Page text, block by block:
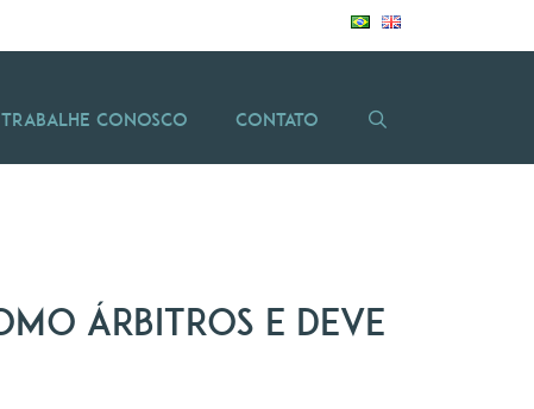
Trabalhe Conosco Contato
árbitros e deve